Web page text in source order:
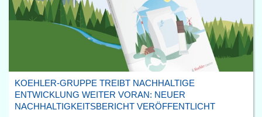
KOEHLER-GRUPPE TREIBT NACHHALTIGE
ENTWICKLUNG WEITER VORAN: NEUER
NACHHALTIGKEITSBERICHT VERÖFFENTLICHT